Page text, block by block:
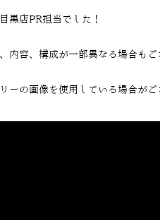
黒店PR担当でした！
内容、構成が一部異なる場合もご
ーの画像を使用している場合がご